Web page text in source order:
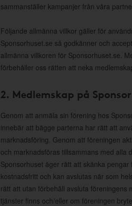
sammanställer kampanjer från våra
Följande allmänna villkor gäller för
Sponsorhuset.se så godkänner och
allmänna villkoren för Sponsorhuset.se.
förbehåller oss rätten att neka
2. Medlemskap på
Genom att anmäla sin förening hos
innebär att bägge parterna har rätt att
marknadsföring. Genom att föreningen
och marknadsföras tillsammans med alla
Sponsorhuset äger rätt att skänka
kostnadsfritt och kan avslutas när som
rätt att utan förbehåll avsluta föreningens
tjänster finns och/eller om föreningen